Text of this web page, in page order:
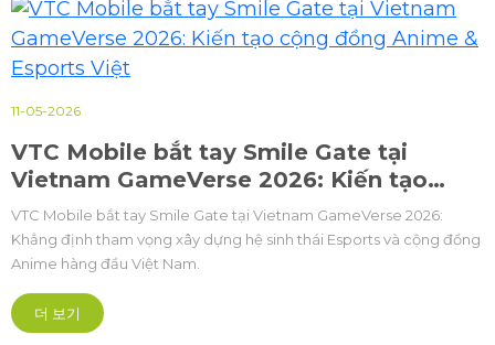
11-05-2026
VTC Mobile bắt tay Smile Gate tại
Vietnam GameVerse 2026: Kiến tạo
cộng đồng Anime & Esports Việt
VTC Mobile bắt tay Smile Gate tại Vietnam GameVerse 2026:
Khẳng định tham vọng xây dựng hệ sinh thái Esports và cộng đồng
Anime hàng đầu Việt Nam.
더 보기